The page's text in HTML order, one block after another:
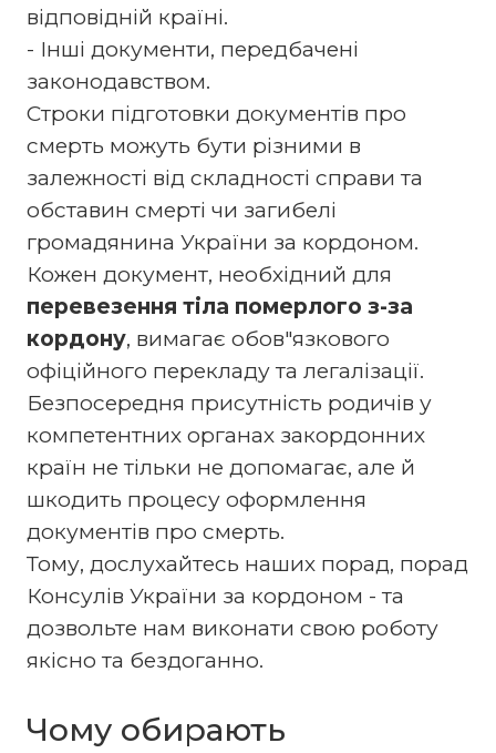
відповідній країні.
- Інші документи, передбачені
законодавством.
Строки підготовки документів про
смерть можуть бути різними в
залежності від складності справи та
обставин смерті чи загибелі
громадянина України за кордоном.
Кожен документ, необхідний для
перевезення тіла померлого з-за
кордону, вимагає обов"язкового
офіційного перекладу та легалізації.
Безпосередня присутність родичів у
компетентних органах закордонних
країн не тільки не допомагає, але й
шкодить процесу оформлення
документів про смерть.
Тому, дослухайтесь наших порад, порад
Консулів України за кордоном - та
дозвольте нам виконати свою роботу
якісно та бездоганно.
Чому обирають